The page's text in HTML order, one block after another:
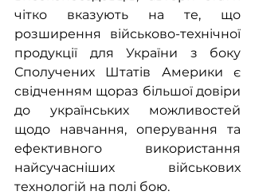
чітко вказують на те, що
розширення військово-технічної
продукції для України з боку
Сполучених Штатів Америки є
свідченням щораз більшої довіри
до українських можливостей
щодо навчання, оперування та
ефективного використання
найсучасніших військових
технологій на полі бою.